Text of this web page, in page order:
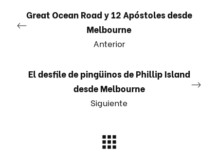
Great Ocean Road y 12 Apóstoles desde
Melbourne
Anterior
El desfile de pingüinos de Phillip Island
desde Melbourne
Siguiente